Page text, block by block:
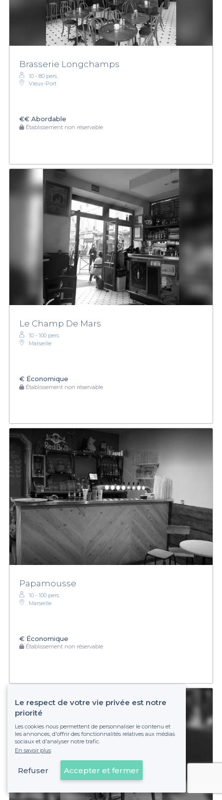
Brasserie Longchamps
10 - 80 pers.
Vieux-Port
€€ Abordable
Établissement non réservable
Le Champ De Mars
10 - 100 pers.
Marseille
€ Économique
Établissement non réservable
Papamousse
10 - 100 pers.
Marseille
€ Économique
Établissement non réservable
Voir sur la carte
Le respect de votre vie privée est notre
priorité
Les cookies nous permettent de personnaliser le contenu et
les annonces, d'offrir des fonctionnalités relatives aux médias
sociaux et d'analyser notre trafic.
En savoir plus
Refuser Accepter et fermer